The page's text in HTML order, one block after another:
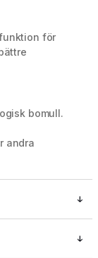
för
bomull.
andra